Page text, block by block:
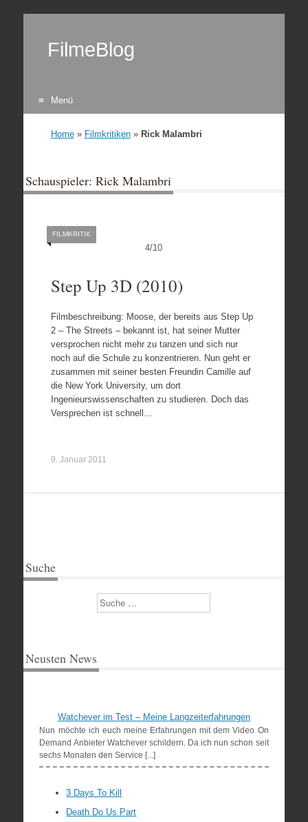
FilmeBlog
Menü
Home» Filmkritiken» Rick Malambri
Schauspieler: Rick Malambri
4/10
FILMKRITIK
Step Up 3D (2010)
Filmbeschreibung: Moose, der bereits aus Step Up
2 – The Streets – bekannt ist, hat seiner Mutter
versprochen nicht mehr zu tanzen und sich nur
noch auf die Schule zu konzentrieren. Nun geht er
zusammen mit seiner besten Freundin Camille auf
die New York University, um dort
Ingenieurswissenschaften zu studieren. Doch das
Versprechen ist schnell…
9. Januar 2011
Suche
Suchen
Neusten News
Watchever im Test – Meine Langzeiterfahrungen
Nun möchte ich euch meine Erfahrungen mit dem Video On
Demand Anbieter Watchever schildern. Da ich nun schon seit
sechs Monaten den Service [...]
3 Days To Kill
Death Do Us Part